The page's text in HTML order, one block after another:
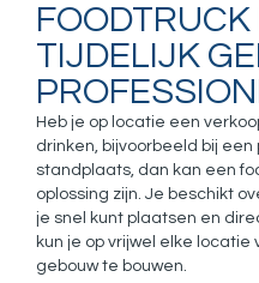
TIJDELIJK
Heb je op locatie een
drinken, bijvoorbeeld bij
standplaats, dan kan een
oplossing zijn. Je beschikt
je snel kunt plaatsen en
kun je op vrijwel elke
gebouw te bouwen.